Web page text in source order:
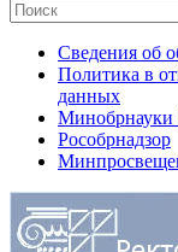
Сведения об
Политика в
данных
Рособрнадзор